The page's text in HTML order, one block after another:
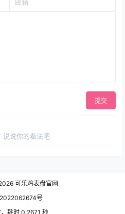
提交
说说你的看法吧
可乐鸡表盘官网
号
耗时 0.2671 秒